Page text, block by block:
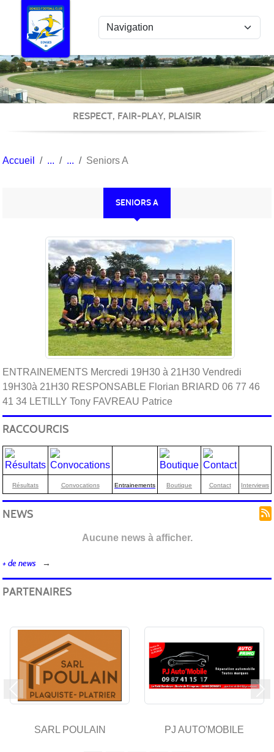
RESPECT, FAIR-PLAY, PLAISIR
Accueil Seniors A
SENIORS A
ENTRAINEMENTS Mercredi 19H30 à 21H30 Vendredi
19H30à 21H30 RESPONSABLE Florian BRIARD 06 77 46
41 34 LETILLY Tony FAVREAU Patrice
RACCOURCIS
Résultats Convocations Entrainements Boutique Contact Interviews
NEWS
Aucune news à afficher.
+ de news
PARTENAIRES
SARL POULAIN PJ AUTO'MOBILE
Précedent
Panneau de gestion des cookies